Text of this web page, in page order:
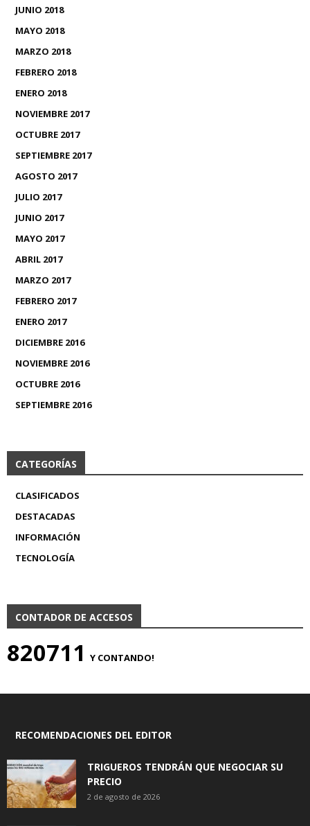
JUNIO 2018
MAYO 2018
MARZO 2018
FEBRERO 2018
ENERO 2018
NOVIEMBRE 2017
OCTUBRE 2017
SEPTIEMBRE 2017
AGOSTO 2017
JULIO 2017
JUNIO 2017
MAYO 2017
ABRIL 2017
MARZO 2017
FEBRERO 2017
ENERO 2017
DICIEMBRE 2016
NOVIEMBRE 2016
OCTUBRE 2016
SEPTIEMBRE 2016
CATEGORÍAS
CLASIFICADOS
DESTACADAS
INFORMACIÓN
TECNOLOGÍA
CONTADOR DE ACCESOS
820711 Y CONTANDO!
RECOMENDACIONES DEL EDITOR
TRIGUEROS TENDRÁN QUE NEGOCIAR SU
PRECIO
2 de agosto de 2026